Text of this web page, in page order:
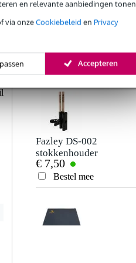
en relevante aanbiedingen tonen.
via onzeCookiebeleid en Privacy
Accepteren
€ 1,93
Bestel mee
Fazley DS-002
stokkenhouder
€ 7,50
Bestel mee